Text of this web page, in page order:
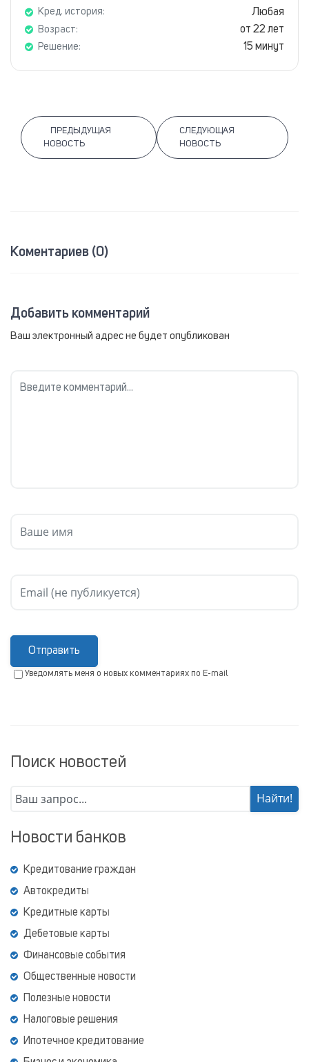
Кред. история: Любая
Возраст: от 22 лет
Решение: 15 минут
ПРЕДЫДУЩАЯ
НОВОСТЬ
СЛЕДУЮЩАЯ
НОВОСТЬ
Коментариев (0)
Добавить комментарий
Ваш электронный адрес не будет опубликован
Отправить
Уведомлять меня о новых комментариях по E-mail
Поиск новостей
Новости банков
Кредитование граждан
Автокредиты
Кредитные карты
Дебетовые карты
Финансовые события
Общественные новости
Полезные новости
Налоговые решения
Ипотечное кредитование